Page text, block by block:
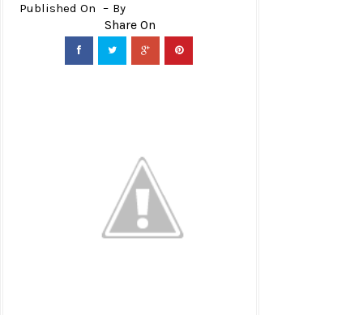
Published On By